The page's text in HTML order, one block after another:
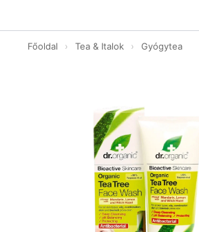
tartalomhoz
Főoldal › Tea & Italok › Gyógytea